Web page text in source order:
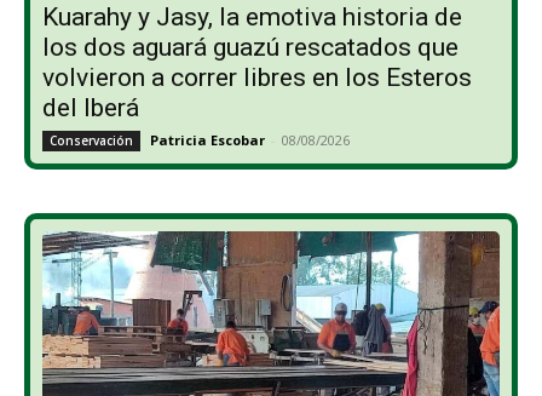
Kuarahy y Jasy, la emotiva historia de
los dos aguará guazú rescatados que
volvieron a correr libres en los Esteros
del Iberá
Conservación Patricia Escobar - 08/08/2026